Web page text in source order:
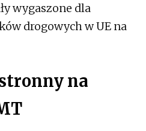
wygaszone dla
drogowych w UE na
na